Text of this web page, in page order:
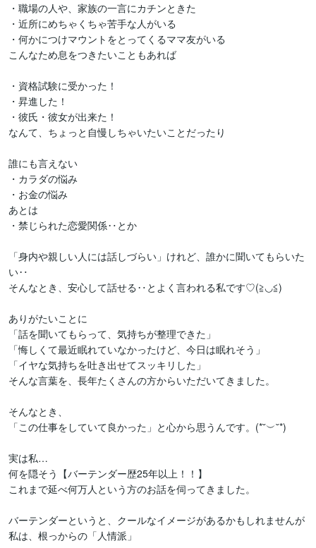
・職場の人や、家族の一言にカチンときた
・近所にめちゃくちゃ苦手な人がいる
・何かにつけマウントをとってくるママ友がいる
こんなため息をつきたいこともあれば
・資格試験に受かった！
・昇進した！
・彼氏・彼女が出来た！
なんて、ちょっと自慢しちゃいたいことだったり
誰にも言えない
・カラダの悩み
・お金の悩み
あとは
・禁じられた恋愛関係‥とか
「身内や親しい人には話しづらい」けれど、誰かに聞いてもらいた
い‥
そんなとき、安心して話せる‥とよく言われる私です♡(≧◡≦)
ありがたいことに
「話を聞いてもらって、気持ちが整理できた」
「悔しくて最近眠れていなかったけど、今日は眠れそう」
「イヤな気持ちを吐き出せてスッキリした」
そんな言葉を、長年たくさんの方からいただいてきました。
そんなとき、
「この仕事をしていて良かった」と心から思うんです。(*˘︶˘*)
実は私…
何を隠そう【バーテンダー歴25年以上！！】
これまで延べ何万人という方のお話を伺ってきました。
バーテンダーというと、クールなイメージがあるかもしれませんが
私は、根っからの「人情派」